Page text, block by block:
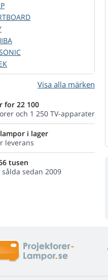
Visa alla märken
for 22 100
och 1 250 TV-apparater
i lager
leverans
tusen
sedan 2009